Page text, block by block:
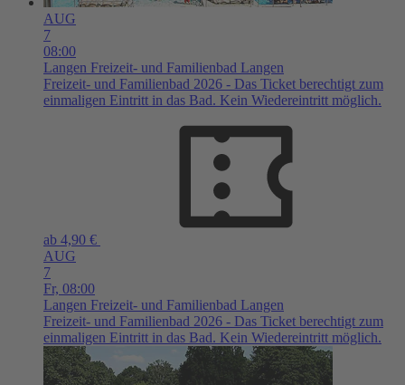
AUG
7
08:00
Langen Freizeit- und Familienbad Langen
Freizeit- und Familienbad 2026 - Das Ticket berechtigt zum
einmaligen Eintritt in das Bad. Kein Wiedereintritt möglich.
ab 4,90 €
AUG
7
Fr, 08:00
Langen Freizeit- und Familienbad Langen
Freizeit- und Familienbad 2026 - Das Ticket berechtigt zum
einmaligen Eintritt in das Bad. Kein Wiedereintritt möglich.